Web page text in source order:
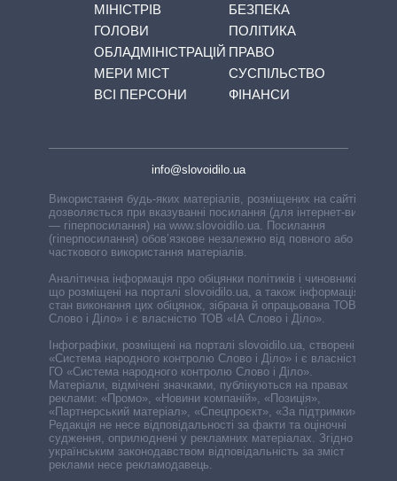
МІНІСТРІВ
ГОЛОВИ
ОБЛАДМІНІСТРАЦІЙ
МЕРИ МІСТ
ВСІ ПЕРСОНИ
БЕЗПЕКА
ПОЛІТИКА
ПРАВО
СУСПІЛЬСТВО
ФІНАНСИ
info@slovoidilo.ua
Використання будь-яких матеріалів, розміщених на сайті,
дозволяється при вказуванні посилання (для інтернет-видань
— гіперпосилання) на www.slovoidilo.ua. Посилання
(гіперпосилання) обов’язкове незалежно від повного або
часткового використання матеріалів.
Аналітична інформація про обіцянки політиків і чиновників,
що розміщені на порталі slovoidilo.ua, а також інформація про
стан виконання цих обіцянок, зібрана й опрацьована ТОВ «ІА
Слово і Діло» і є власністю ТОВ «ІА Слово і Діло».
Інфографіки, розміщені на порталі slovoidilo.ua, створені ГО
«Система народного контролю Слово і Діло» і є власністю
ГО «Система народного контролю Слово і Діло».
Матеріали, відмічені значками, публікуються на правах
реклами: «Промо», «Новини компаній», «Позиція»,
«Партнерський матеріал», «Спецпроєкт», «За підтримки».
Редакція не несе відповідальності за факти та оціночні
судження, оприлюднені у рекламних матеріалах. Згідно з
українським законодавством відповідальність за зміст
реклами несе рекламодавець.